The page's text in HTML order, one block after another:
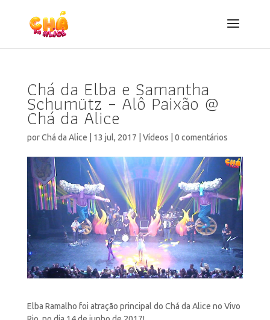
Chá da Elba e Samantha
Schumütz – Alô Paixão @
Chá da Alice
porChá da Alice 13 jul, 2017 Vídeos 0 comentários
Elba Ramalho foi atração principal do Chá da Alice no Vivo